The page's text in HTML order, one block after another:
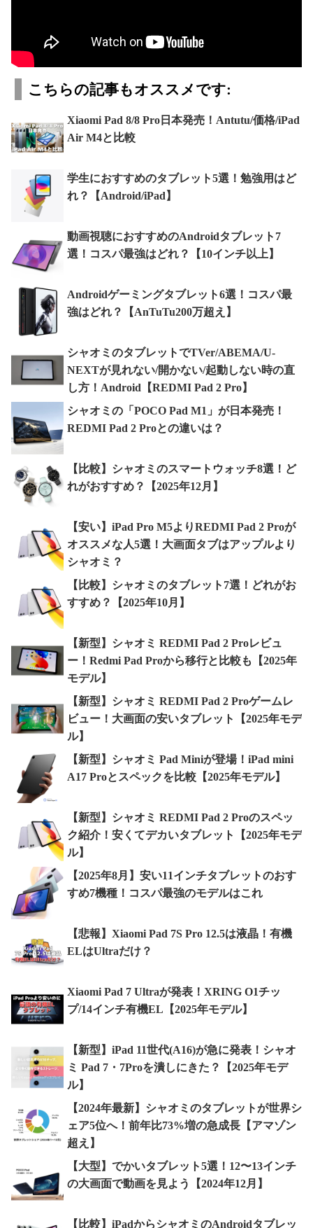
こちらの記事もオススメです:
Xiaomi Pad 8/8 Pro日本発売！Antutu/価格/iPad
Air M4と比較
学生におすすめのタブレット5選！勉強用はど
れ？【Android/iPad】
動画視聴におすすめのAndroidタブレット7
選！コスパ最強はどれ？【10インチ以上】
Androidゲーミングタブレット6選！コスパ最
強はどれ？【AnTuTu200万超え】
シャオミのタブレットでTVer/ABEMA/U-
NEXTが見れない/開かない/起動しない時の直
し方！Android【REDMI Pad 2 Pro】
シャオミの「POCO Pad M1」が日本発売！
REDMI Pad 2 Proとの違いは？
【比較】シャオミのスマートウォッチ8選！ど
れがおすすめ？【2025年12月】
【安い】iPad Pro M5よりREDMI Pad 2 Proが
オススメな人5選！大画面タブはアップルより
シャオミ？
【比較】シャオミのタブレット7選！どれがお
すすめ？【2025年10月】
【新型】シャオミ REDMI Pad 2 Proレビュ
ー！Redmi Pad Proから移行と比較も【2025年
モデル】
【新型】シャオミ REDMI Pad 2 Proゲームレ
ビュー！大画面の安いタブレット【2025年モデ
ル】
【新型】シャオミ Pad Miniが登場！iPad mini
A17 Proとスペックを比較【2025年モデル】
【新型】シャオミ REDMI Pad 2 Proのスペッ
ク紹介！安くてデカいタブレット【2025年モデ
ル】
【2025年8月】安い11インチタブレットのおす
すめ7機種！コスパ最強のモデルはこれ
【悲報】Xiaomi Pad 7S Pro 12.5は液晶！有機
ELはUltraだけ？
Xiaomi Pad 7 Ultraが発表！XRING O1チッ
プ/14インチ有機EL【2025年モデル】
【新型】iPad 11世代(A16)が急に発表！シャオ
ミ Pad 7・7Proを潰しにきた？【2025年モデ
ル】
【2024年最新】シャオミのタブレットが世界シ
ェア5位へ！前年比73%増の急成長【アマゾン
超え】
【大型】でかいタブレット5選！12〜13インチ
の大画面で動画を見よう【2024年12月】
【比較】iPadからシャオミのAndroidタブレッ